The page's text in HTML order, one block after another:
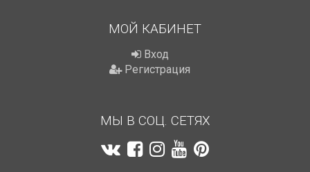
МОЙ КАБИНЕТ
Вход
Регистрация
МЫ В СОЦ. СЕТЯХ